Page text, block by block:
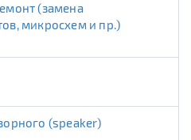
микросхем и пр.)
(speaker)